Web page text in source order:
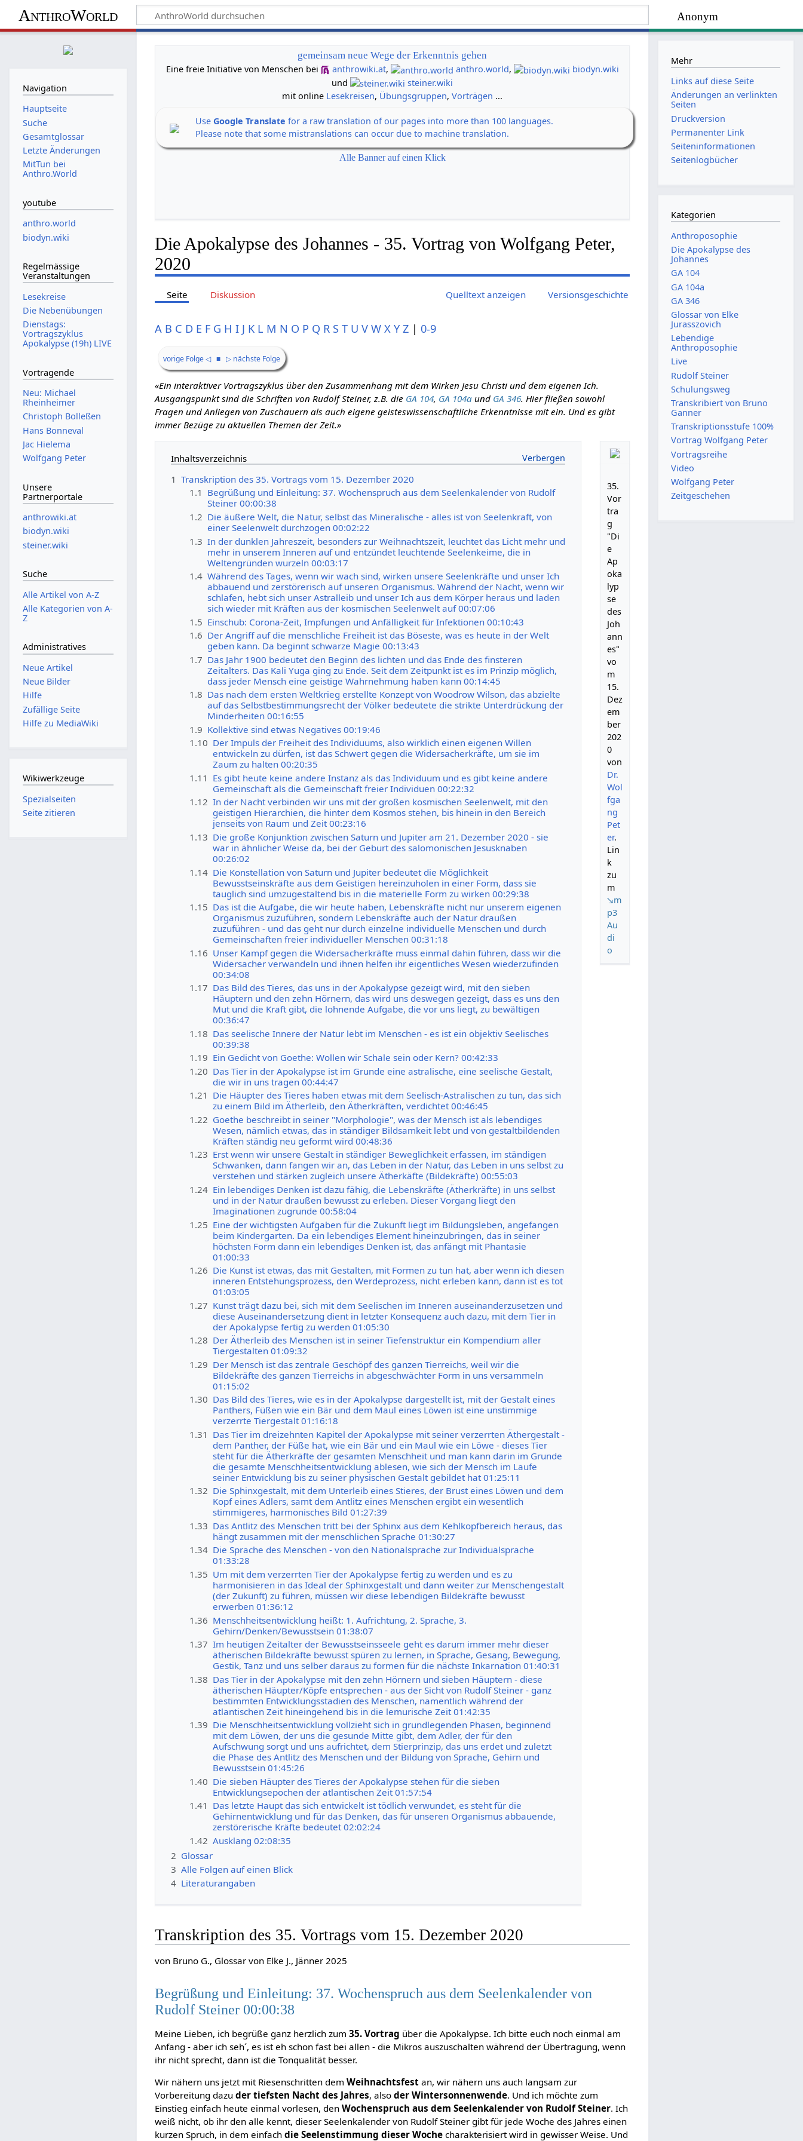
Anonym
AnthroWorld
gemeinsam neue Wege der Erkenntnis gehen
Eine freie Initiative von Menschen bei
anthrowiki.at, anthro.world,
biodyn.wiki
und
steiner.wiki
mit online Lesekreisen, Übungsgruppen,Vorträgen ...
UseGoogle Translate for a raw translation of our pages into more than 100 languages.
Please note that some mistranslations can occur due to machine translation.
Alle Banner auf einen Klick
Die Apokalypse des Johannes - 35. Vortrag von Wolfgang Peter,
2020
Seite Diskussion Quelltext anzeigen Versionsgeschichte
A B C D E F G H I J K L M N O P Q R S T U V W X Y Z | 0-9
vorige Folge ◁ ■ ▷ nächste Folge
«Ein interaktiver Vortragszyklus über den Zusammenhang mit dem Wirken Jesu Christi und dem eigenen Ich.
Ausgangspunkt sind die Schriften von Rudolf Steiner, z.B. die GA 104, GA 104a und GA 346. Hier fließen sowohl
Fragen und Anliegen von Zuschauern als auch eigene geisteswissenschaftliche Erkenntnisse mit ein. Und es gibt
immer Bezüge zu aktuellen Themen der Zeit.»
35.
Vor
tra
g
"Di
e
Ap
oka
lyp
se
des
Joh
ann
es"
vo
m
15.
Dez
em
ber
202
0
von
Dr.
Wol
fga
ng
Pet
er.
Lin
k
zu
m
↘m
p3
Au
di
o
Inhaltsverzeichnis
1 Transkription des 35. Vortrags vom 15. Dezember 2020
1.1 Begrüßung und Einleitung: 37. Wochenspruch aus dem Seelenkalender von Rudolf
Steiner 00:00:38
1.2 Die äußere Welt, die Natur, selbst das Mineralische - alles ist von Seelenkraft, von
einer Seelenwelt durchzogen 00:02:22
1.3 In der dunklen Jahreszeit, besonders zur Weihnachtszeit, leuchtet das Licht mehr und
mehr in unserem Inneren auf und entzündet leuchtende Seelenkeime, die in
Weltengründen wurzeln 00:03:17
1.4 Während des Tages, wenn wir wach sind, wirken unsere Seelenkräfte und unser Ich
abbauend und zerstörerisch auf unseren Organismus. Während der Nacht, wenn wir
schlafen, hebt sich unser Astralleib und unser Ich aus dem Körper heraus und laden
sich wieder mit Kräften aus der kosmischen Seelenwelt auf 00:07:06
1.5 Einschub: Corona-Zeit, Impfungen und Anfälligkeit für Infektionen 00:10:43
1.6 Der Angriff auf die menschliche Freiheit ist das Böseste, was es heute in der Welt
geben kann. Da beginnt schwarze Magie 00:13:43
1.7 Das Jahr 1900 bedeutet den Beginn des lichten und das Ende des finsteren
Zeitalters. Das Kali Yuga ging zu Ende. Seit dem Zeitpunkt ist es im Prinzip möglich,
dass jeder Mensch eine geistige Wahrnehmung haben kann 00:14:45
1.8 Das nach dem ersten Weltkrieg erstellte Konzept von Woodrow Wilson, das abzielte
auf das Selbstbestimmungsrecht der Völker bedeutete die strikte Unterdrückung der
Minderheiten 00:16:55
1.9 Kollektive sind etwas Negatives 00:19:46
1.10 Der Impuls der Freiheit des Individuums, also wirklich einen eigenen Willen
entwickeln zu dürfen, ist das Schwert gegen die Widersacherkräfte, um sie im
Zaum zu halten 00:20:35
1.11 Es gibt heute keine andere Instanz als das Individuum und es gibt keine andere
Gemeinschaft als die Gemeinschaft freier Individuen 00:22:32
1.12 In der Nacht verbinden wir uns mit der großen kosmischen Seelenwelt, mit den
geistigen Hierarchien, die hinter dem Kosmos stehen, bis hinein in den Bereich
jenseits von Raum und Zeit 00:23:16
1.13 Die große Konjunktion zwischen Saturn und Jupiter am 21. Dezember 2020 - sie
war in ähnlicher Weise da, bei der Geburt des salomonischen Jesusknaben
00:26:02
1.14 Die Konstellation von Saturn und Jupiter bedeutet die Möglichkeit
Bewusstseinskräfte aus dem Geistigen hereinzuholen in einer Form, dass sie
tauglich sind umzugestaltend bis in die materielle Form zu wirken 00:29:38
1.15 Das ist die Aufgabe, die wir heute haben, Lebenskräfte nicht nur unserem eigenen
Organismus zuzuführen, sondern Lebenskräfte auch der Natur draußen
zuzuführen - und das geht nur durch einzelne individuelle Menschen und durch
Gemeinschaften freier individueller Menschen 00:31:18
1.16 Unser Kampf gegen die Widersacherkräfte muss einmal dahin führen, dass wir die
Widersacher verwandeln und ihnen helfen ihr eigentliches Wesen wiederzufinden
00:34:08
1.17 Das Bild des Tieres, das uns in der Apokalypse gezeigt wird, mit den sieben
Häuptern und den zehn Hörnern, das wird uns deswegen gezeigt, dass es uns den
Mut und die Kraft gibt, die lohnende Aufgabe, die vor uns liegt, zu bewältigen
00:36:47
1.18 Das seelische Innere der Natur lebt im Menschen - es ist ein objektiv Seelisches
00:39:38
1.19 Ein Gedicht von Goethe: Wollen wir Schale sein oder Kern? 00:42:33
1.20 Das Tier in der Apokalypse ist im Grunde eine astralische, eine seelische Gestalt,
die wir in uns tragen 00:44:47
1.21 Die Häupter des Tieres haben etwas mit dem Seelisch-Astralischen zu tun, das sich
zu einem Bild im Ätherleib, den Ätherkräften, verdichtet 00:46:45
1.22 Goethe beschreibt in seiner "Morphologie", was der Mensch ist als lebendiges
Wesen, nämlich etwas, das in ständiger Bildsamkeit lebt und von gestaltbildenden
Kräften ständig neu geformt wird 00:48:36
1.23 Erst wenn wir unsere Gestalt in ständiger Beweglichkeit erfassen, im ständigen
Schwanken, dann fangen wir an, das Leben in der Natur, das Leben in uns selbst zu
verstehen und stärken zugleich unsere Ätherkäfte (Bildekräfte) 00:55:03
1.24 Ein lebendiges Denken ist dazu fähig, die Lebenskräfte (Ätherkräfte) in uns selbst
und in der Natur draußen bewusst zu erleben. Dieser Vorgang liegt den
Imaginationen zugrunde 00:58:04
1.25 Eine der wichtigsten Aufgaben für die Zukunft liegt im Bildungsleben, angefangen
beim Kindergarten. Da ein lebendiges Element hineinzubringen, das in seiner
höchsten Form dann ein lebendiges Denken ist, das anfängt mit Phantasie
01:00:33
1.26 Die Kunst ist etwas, das mit Gestalten, mit Formen zu tun hat, aber wenn ich diesen
inneren Entstehungsprozess, den Werdeprozess, nicht erleben kann, dann ist es tot
01:03:05
1.27 Kunst trägt dazu bei, sich mit dem Seelischen im Inneren auseinanderzusetzen und
diese Auseinandersetzung dient in letzter Konsequenz auch dazu, mit dem Tier in
der Apokalypse fertig zu werden 01:05:30
1.28 Der Ätherleib des Menschen ist in seiner Tiefenstruktur ein Kompendium aller
Tiergestalten 01:09:32
1.29 Der Mensch ist das zentrale Geschöpf des ganzen Tierreichs, weil wir die
Bildekräfte des ganzen Tierreichs in abgeschwächter Form in uns versammeln
01:15:02
1.30 Das Bild des Tieres, wie es in der Apokalypse dargestellt ist, mit der Gestalt eines
Panthers, Füßen wie ein Bär und dem Maul eines Löwen ist eine unstimmige
verzerrte Tiergestalt 01:16:18
1.31 Das Tier im dreizehnten Kapitel der Apokalypse mit seiner verzerrten Äthergestalt -
dem Panther, der Füße hat, wie ein Bär und ein Maul wie ein Löwe - dieses Tier
steht für die Ätherkräfte der gesamten Menschheit und man kann darin im Grunde
die gesamte Menschheitsentwicklung ablesen, wie sich der Mensch im Laufe
seiner Entwicklung bis zu seiner physischen Gestalt gebildet hat 01:25:11
1.32 Die Sphinxgestalt, mit dem Unterleib eines Stieres, der Brust eines Löwen und dem
Kopf eines Adlers, samt dem Antlitz eines Menschen ergibt ein wesentlich
stimmigeres, harmonisches Bild 01:27:39
1.33 Das Antlitz des Menschen tritt bei der Sphinx aus dem Kehlkopfbereich heraus, das
hängt zusammen mit der menschlichen Sprache 01:30:27
1.34 Die Sprache des Menschen - von den Nationalsprache zur Individualsprache
01:33:28
1.35 Um mit dem verzerrten Tier der Apokalypse fertig zu werden und es zu
harmonisieren in das Ideal der Sphinxgestalt und dann weiter zur Menschengestalt
(der Zukunft) zu führen, müssen wir diese lebendigen Bildekräfte bewusst
erwerben 01:36:12
1.36 Menschheitsentwicklung heißt: 1. Aufrichtung, 2. Sprache, 3.
Gehirn/Denken/Bewusstsein 01:38:07
1.37 Im heutigen Zeitalter der Bewusstseinsseele geht es darum immer mehr dieser
ätherischen Bildekräfte bewusst spüren zu lernen, in Sprache, Gesang, Bewegung,
Gestik, Tanz und uns selber daraus zu formen für die nächste Inkarnation 01:40:31
1.38 Das Tier in der Apokalypse mit den zehn Hörnern und sieben Häuptern - diese
ätherischen Häupter/Köpfe entsprechen - aus der Sicht von Rudolf Steiner - ganz
bestimmten Entwicklungsstadien des Menschen, namentlich während der
atlantischen Zeit hineingehend bis in die lemurische Zeit 01:42:35
1.39 Die Menschheitsentwicklung vollzieht sich in grundlegenden Phasen, beginnend
mit dem Löwen, der uns die gesunde Mitte gibt, dem Adler, der für den
Aufschwung sorgt und uns aufrichtet, dem Stierprinzip, das uns erdet und zuletzt
die Phase des Antlitz des Menschen und der Bildung von Sprache, Gehirn und
Bewusstsein 01:45:26
1.40 Die sieben Häupter des Tieres der Apokalypse stehen für die sieben
Entwicklungsepochen der atlantischen Zeit 01:57:54
1.41 Das letzte Haupt das sich entwickelt ist tödlich verwundet, es steht für die
Gehirnentwicklung und für das Denken, das für unseren Organismus abbauende,
zerstörerische Kräfte bedeutet 02:02:24
1.42 Ausklang 02:08:35
2 Glossar
3 Alle Folgen auf einen Blick
4 Literaturangaben
Transkription des 35. Vortrags vom 15. Dezember 2020
von Bruno G., Glossar von Elke J., Jänner 2025
Begrüßung und Einleitung: 37. Wochenspruch aus dem Seelenkalender von
Rudolf Steiner 00:00:38
Meine Lieben, ich begrüße ganz herzlich zum35. Vortrag über die Apokalypse. Ich bitte euch noch einmal am
Anfang - aber ich seh´, es ist eh schon fast bei allen - die Mikros auszuschalten während der Übertragung, wenn
ihr nicht sprecht, dann ist die Tonqualität besser.
Wir nähern uns jetzt mit Riesenschritten demWeihnachtsfest an, wir nähern uns auch langsam zur
Vorbereitung dazuder tiefsten Nacht des Jahres, alsoder Wintersonnenwende. Und ich möchte zum
Einstieg einfach heute einmal vorlesen, denWochenspruch aus dem Seelenkalender von Rudolf Steiner. Ich
weiß nicht, ob ihr den alle kennt, dieser Seelenkalender von Rudolf Steiner gibt für jede Woche des Jahres einen
kurzen Spruch, in dem einfachdie Seelenstimmung dieser Woche charakterisiert wird in gewisser Weise. Und
Navigation
Hauptseite
Suche
Gesamtglossar
Letzte Änderungen
MitTun bei
Anthro.World
youtube
anthro.world
biodyn.wiki
Regelmässige
Veranstaltungen
Lesekreise
Die Nebenübungen
Dienstags:
Vortragszyklus
Apokalypse (19h) LIVE
Vortragende
Neu: Michael
Rheinheimer
Christoph Bolleßen
Hans Bonneval
Jac Hielema
Wolfgang Peter
Unsere
Partnerportale
anthrowiki.at
biodyn.wiki
steiner.wiki
Suche
Alle Artikel von A-Z
Alle Kategorien von A-
Z
Administratives
Neue Artikel
Neue Bilder
Hilfe
Zufällige Seite
Hilfe zu MediaWiki
Wikiwerkzeuge
Spezialseiten
Seite zitieren
Mehr
Links auf diese Seite
Änderungen an verlinkten
Seiten
Druckversion
Permanenter Link
Seiten­­informationen
Seitenlogbücher
Kategorien
Anthroposophie
Die Apokalypse des
Johannes
GA 104
GA 104a
GA 346
Glossar von Elke
Jurasszovich
Lebendige
Anthroposophie
Live
Rudolf Steiner
Schulungsweg
Transkribiert von Bruno
Ganner
Transkriptionsstufe 100%
Vortrag Wolfgang Peter
Vortragsreihe
Video
Wolfgang Peter
Zeitgeschehen